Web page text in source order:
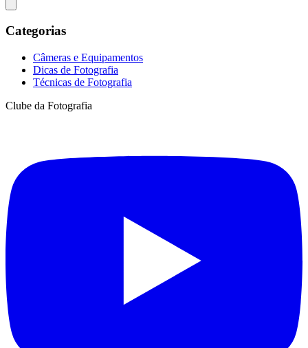
Categorias
Câmeras e Equipamentos
Dicas de Fotografia
Técnicas de Fotografia
Clube da Fotografia